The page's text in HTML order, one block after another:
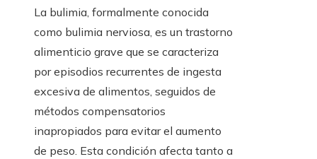
La bulimia, formalmente conocida
como bulimia nerviosa, es un trastorno
alimenticio grave que se caracteriza
por episodios recurrentes de ingesta
excesiva de alimentos, seguidos de
métodos compensatorios
inapropiados para evitar el aumento
de peso. Esta condición afecta tanto a